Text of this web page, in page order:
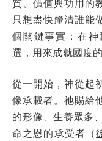
質、價值與功用的
只想盡快釐清誰能
個關鍵事實：在
選，用來成就國度的
從一開始，神從起
像承載者。祂賜給
的形像、生養眾多
命之恩的承受者（